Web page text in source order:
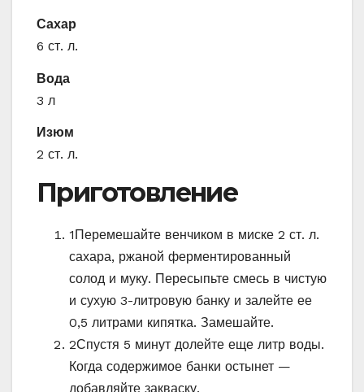
Сахар
6 ст. л.
Вода
3 л
Изюм
2 ст. л.
Приготовление
1Перемешайте венчиком в миске 2 ст. л.
сахара, ржаной ферментированный
солод и муку. Пересыпьте смесь в чистую
и сухую 3-литровую банку и залейте ее
0,5 литрами кипятка. Замешайте.
2Спустя 5 минут долейте еще литр воды.
Когда содержимое банки остынет —
добавляйте закваску.